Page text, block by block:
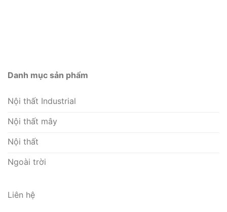
Danh mục sản phẩm
Nội thất Industrial
Nội thất mây
Nội thất
Ngoài trời
Liên hệ